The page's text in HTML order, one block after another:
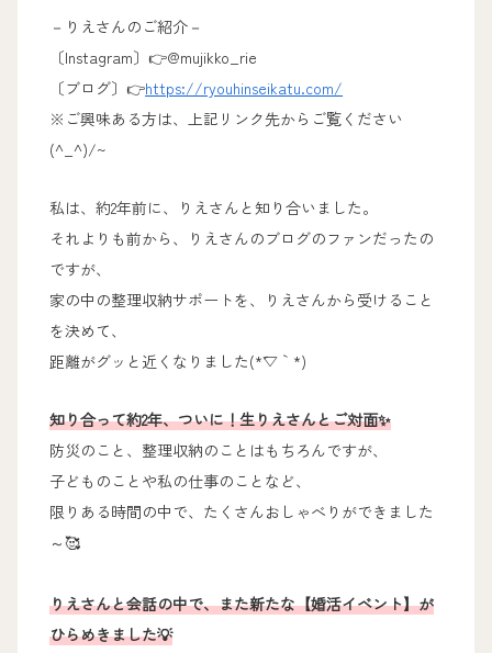
－りえさんのご紹介－
〔Instagram〕👉@mujikko_rie
〔ブログ〕👉https://ryouhinseikatu.com/
※ご興味ある方は、上記リンク先からご覧ください
(^_^)/~
私は、約2年前に、りえさんと知り合いました。
それよりも前から、りえさんのブログのファンだったの
ですが、
家の中の整理収納サポートを、りえさんから受けること
を決めて、
距離がグッと近くなりました(*´▽｀*)
知り合って約2年、ついに！生りえさんとご対面✨
防災のこと、整理収納のことはもちろんですが、
子どものことや私の仕事のことなど、
限りある時間の中で、たくさんおしゃべりができました
～🥰
りえさんと会話の中で、また新たな【婚活イベント】が
ひらめきました💡